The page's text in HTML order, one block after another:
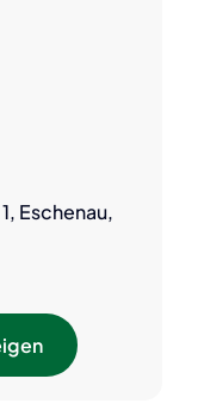
Eschenau,